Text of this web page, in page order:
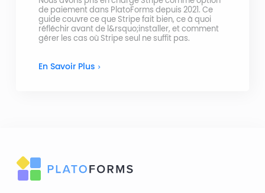
de paiement dans PlatoForms depuis 2021. Ce
guide couvre ce que Stripe fait bien, ce à quoi
réfléchir avant de l&rsquo;installer, et comment
gérer les cas où Stripe seul ne suffit pas.
En Savoir Plus